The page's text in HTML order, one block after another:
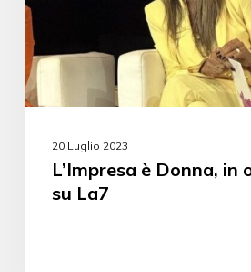
20 Luglio 2023
L’Impresa è Donna, in
su La7